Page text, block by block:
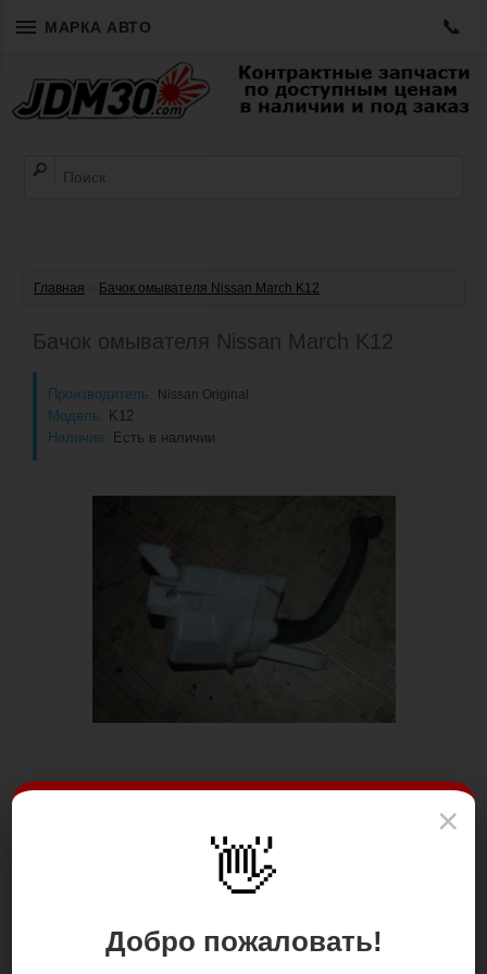
МАРКА АВТО 📞
×
👋
Добро пожаловать!
Главная Бачок омывателя Nissan March K12
Бачок омывателя Nissan March K12
Производитель: Nissan Original
Модель: K12
Наличие: Есть в наличии